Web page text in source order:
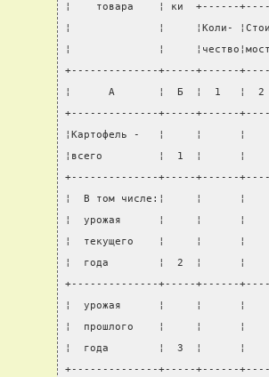
¦    товара    ¦ ки  +------
¦              ¦     ¦Коли- ¦Стои-
¦              ¦     ¦чество¦мость¦
+--------------+-----+------
¦      А       ¦  Б  ¦  1   ¦  2
+--------------+-----+------
¦Картофель -   ¦     ¦
¦всего         ¦  1  ¦
+--------------+-----+------
¦  В том числе:¦     ¦
¦  урожая      ¦     ¦
¦  текущего    ¦     ¦
¦  года        ¦  2  ¦
+--------------+-----+------
¦  урожая      ¦     ¦
¦  прошлого    ¦     ¦
¦  года        ¦  3  ¦
+--------------+-----+------